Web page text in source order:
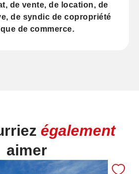
, devente, de location, de
, de syndic de copropriété
de commerce.
également
aimer